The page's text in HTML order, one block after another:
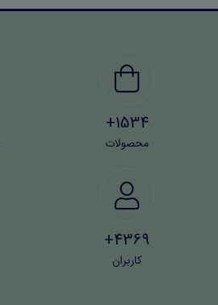
1534+
محصولات
4369+
کاربران